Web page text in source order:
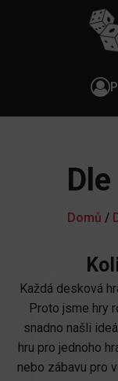
Domů /
Každá desková
Proto jsme hry
snadno našli
hru pro jednoho
nebo zábavu pro